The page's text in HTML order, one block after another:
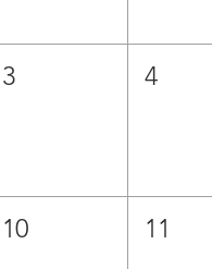
3 4
10 11